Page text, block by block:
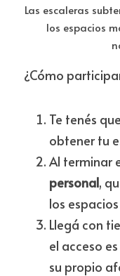
Las escaleras
los espacios
¿Cómo
Te tenés
obtener tu
Al terminar
personal,
los
Llegá con
el acceso
su propio